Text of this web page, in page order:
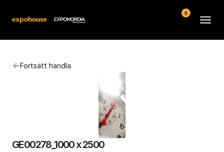
Fortsätt handla
GE00278_1000 x 2500
Kontakt
Köpvillkor
0